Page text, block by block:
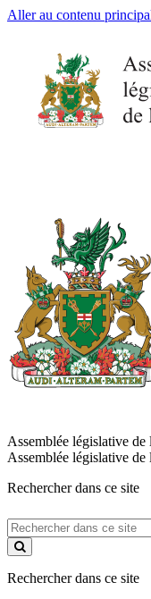
Aller au contenu
Assemblée législative
Assemblée législative
Rechercher dans ce site
Rechercher
dans
ce
Rechercher dans ce site